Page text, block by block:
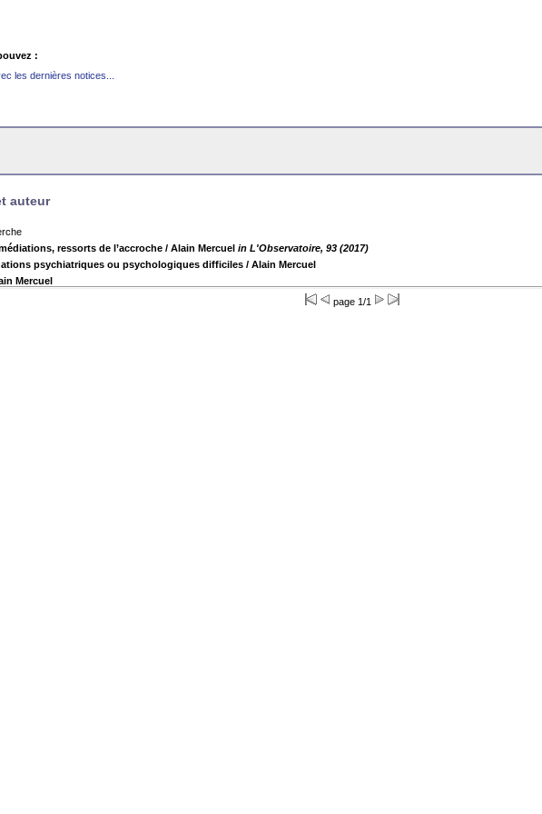
:
les dernières notices...
auteur
ressorts de l’accroche / Alain Mercuel in L'Observatoire, 93 (2017)
psychiatriques ou psychologiques difficiles / Alain Mercuel
Mercuel
page 1/1